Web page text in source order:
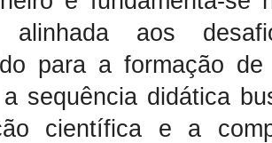
alinhada aos
para a formação
sequência didática
científica e a